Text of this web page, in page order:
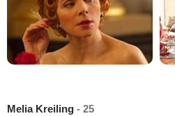
Melia Kreiling - 25